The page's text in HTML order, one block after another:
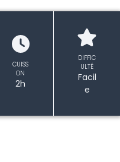
CUISS
ON
2h
DIFFIC
ULTÉ
Facil
e